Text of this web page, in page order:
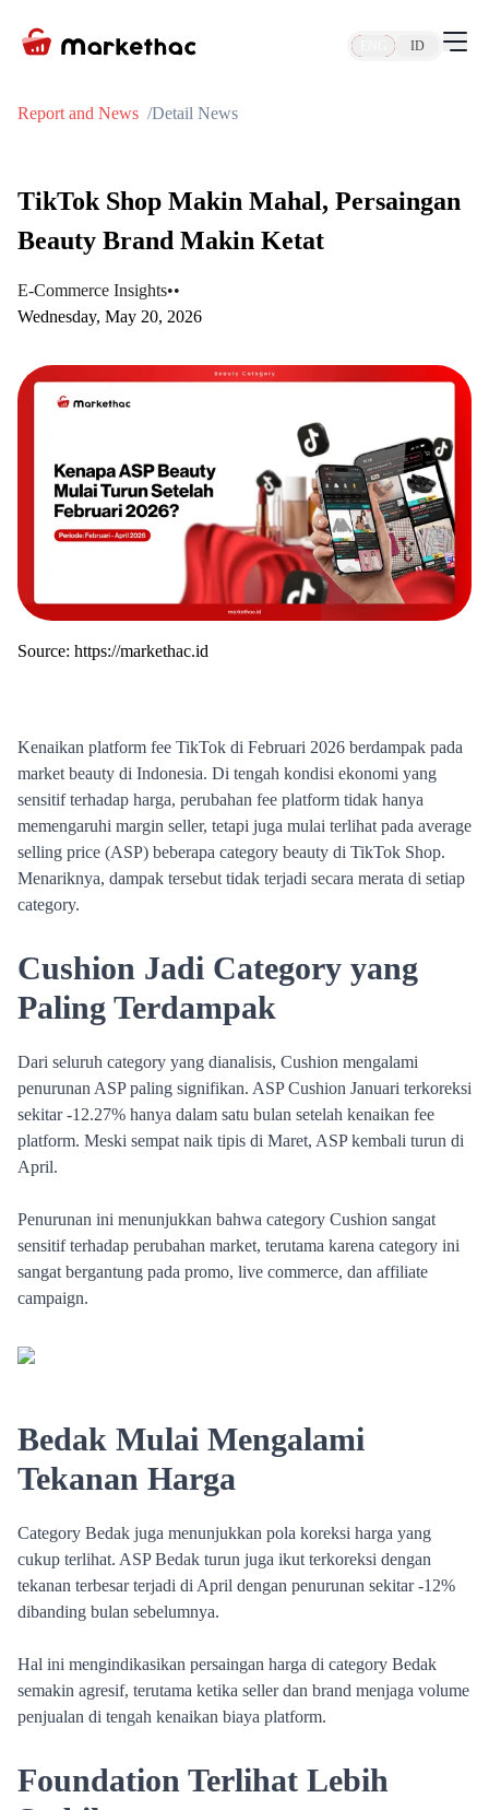
ID
Report and News Detail News
TikTok Shop Makin Mahal, Persaingan
Beauty Brand Makin Ketat
E-Commerce Insights••
Wednesday, May 20, 2026
Source: https://markethac.id